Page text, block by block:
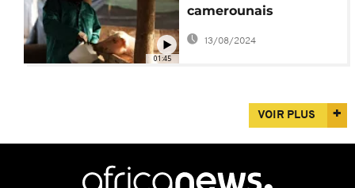
01:45
camerounais
redémarre sa vie
13/08/2024
VOIR PLUS